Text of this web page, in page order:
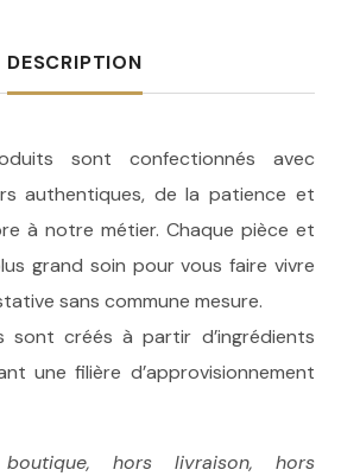
DESCRIPTION
sont confectionnés avec
authentiques, de la patience et
à notre métier. Chaque pièce et
grand soin pour vous faire vivre
sans commune mesure.
sont créés à partir d’ingrédients
une filière d’approvisionnement
hors livraison, hors